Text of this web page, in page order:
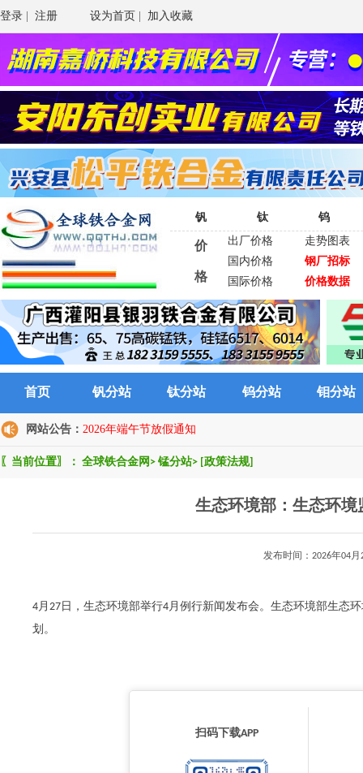
登录 注册 设为首页 加入收藏
钒 钛 钨
价
格
出厂价格
走势图表
国内价格
钢厂招标
国际价格
价格数据
首页 钒分站 钛分站 钨分站 钼分站
网站公告： 2026年端午节放假通知
〖当前位置〗： 全球铁合金网 > 锰分站> [政策法规]
生态环境部：生态环境
发布时间：2026年04
4月27日，生态环境部举行4月例行新闻发布会。生态环境部生态
划。
扫码下载APP